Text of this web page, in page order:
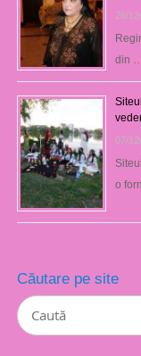
26/
din …
07/
o
Căutare pe site